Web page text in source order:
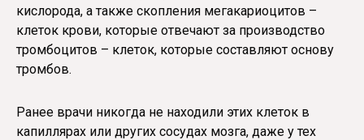
кислорода, а также скопления мегакариоцитов –
клеток крови, которые отвечают за производство
тромбоцитов – клеток, которые составляют основу
тромбов.
Ранее врачи никогда не находили этих клеток в
капиллярах или других сосудах мозга, даже у тех